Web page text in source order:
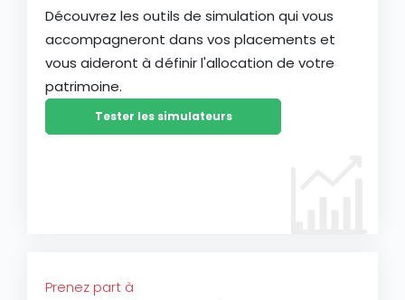
Découvrez les outils de simulation qui vous
accompagneront dans vos placements et
vous aideront à définir l'allocation de votre
patrimoine.
Tester les simulateurs
Prenez part à